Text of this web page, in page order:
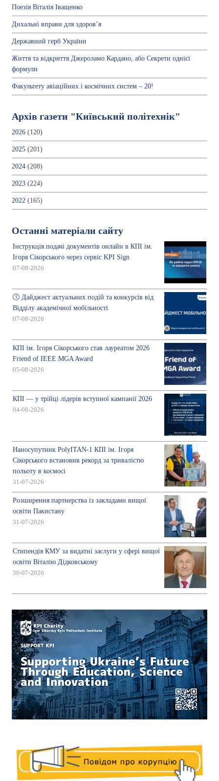
Поезія Віталія Іващенко
Дихальні вправи для здоров’я
Державний герб України
Життя та відкриття Джероламо Кардано, або Секрети однієї
формули
Факультету авіаційних і космічних систем – 20!
Архів газети "Київський політехнік"
2026 (120)
2025 (201)
2024 (208)
2023 (224)
2022 (165)
Останні матеріали сайту
Інструкція подачі документів онлайн в КПІ ім.
Ігоря Сікорського через сервіс KPI Sign
07-08-2026
🕔 Дайджест актуальних подій та конкурсів від
Відділу академічної мобільності
07-08-2026
КПІ ім. Ігоря Сікорського став лауреатом 2026
Friend of IEEE MGA Award
05-08-2026
КПІ — у трійці лідерів вступної кампанії 2026
04-08-2026
Наносупутник PolyITAN-1 КПІ ім. Ігоря
Сікорського встановив рекорд за тривалістю
польоту в космосі
31-07-2026
Розширення партнерства із закладами вищої
освіти Пакистану
31-07-2026
Стипендія КМУ за видатні заслуги у сфері вищої
освіти Віталію Дідковському
30-07-2026